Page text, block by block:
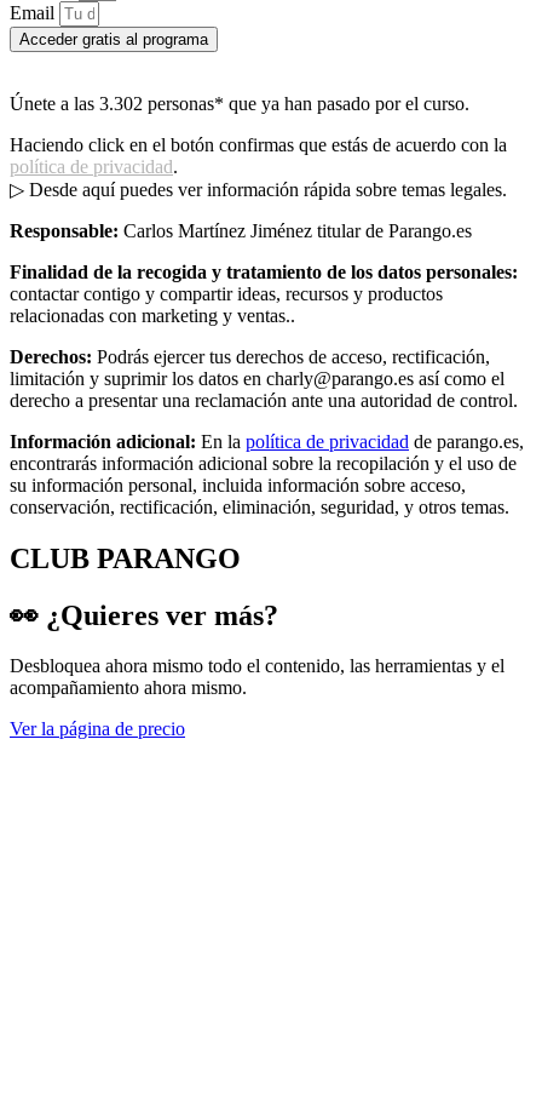
Email
Acceder gratis al programa
Únete a las 3.302 personas* que ya han pasado por el curso.
Haciendo click en el botón confirmas que estás de acuerdo con la
política de privacidad.
▷ Desde aquí puedes ver información rápida sobre temas legales.
Responsable: Carlos Martínez Jiménez titular de Parango.es
Finalidad de la recogida y tratamiento de los datos personales:
contactar contigo y compartir ideas, recursos y productos
relacionadas con marketing y ventas..
Derechos: Podrás ejercer tus derechos de acceso, rectificación,
limitación y suprimir los datos en charly@parango.es así como el
derecho a presentar una reclamación ante una autoridad de control.
Información adicional: En la política de privacidad de parango.es,
encontrarás información adicional sobre la recopilación y el uso de
su información personal, incluida información sobre acceso,
conservación, rectificación, eliminación, seguridad, y otros temas.
CLUB PARANGO
👀 ¿Quieres ver más?
Desbloquea ahora mismo todo el contenido, las herramientas y el
acompañamiento ahora mismo.
Ver la página de precio